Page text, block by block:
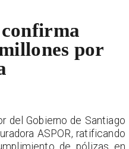
por
del Gobierno de Santiago
ASPOR, ratificando